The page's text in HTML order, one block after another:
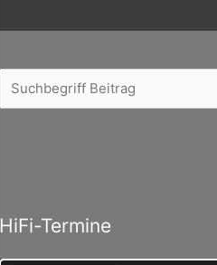
Beitragssuche
HiFi-Termine